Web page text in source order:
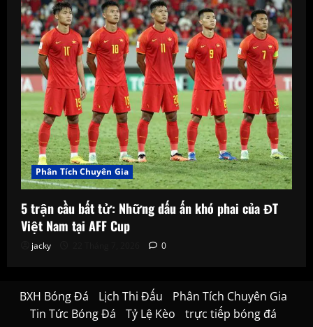
Phân Tích Chuyên Gia
5 trận cầu bất tử: Những dấu ấn khó phai của ĐT
Việt Nam tại AFF Cup
jacky 0
BXH Bóng Đá Lịch Thi Đấu
Phân Tích Chuyên Gia
Tin Tức Bóng Đá
Tỷ Lệ Kèo trực tiếp bóng đá